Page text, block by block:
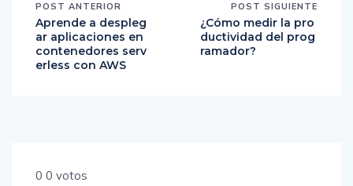
POST ANTERIOR
Aprende a despleg
ar aplicaciones en
contenedores serv
erless con AWS
POST SIGUIENTE
¿Cómo medir la pro
ductividad del prog
ramador?
0 0 votos